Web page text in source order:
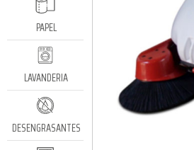
PAPEL
LAVANDERIA
DESENGRASANTES